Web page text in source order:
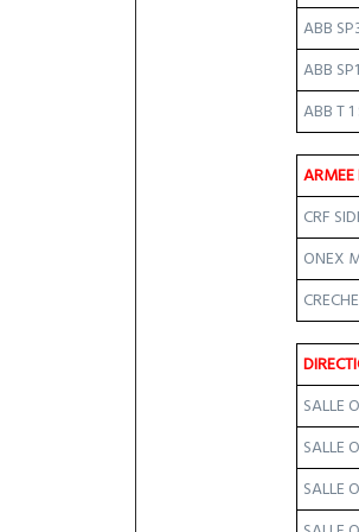
ABB
ABB
ABB T
CRF
ONEX
SALLE
SALLE
SALLE